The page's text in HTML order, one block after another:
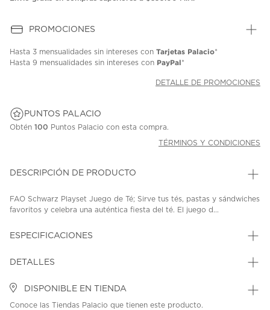
PROMOCIONES
Hasta 3 mensualidades sin intereses con Tarjetas Palacio*
Hasta 9 mensualidades sin intereses con PayPal*
DETALLE DE PROMOCIONES
PUNTOS PALACIO
Obtén 100 Puntos Palacio con esta compra.
TÉRMINOS Y CONDICIONES
DESCRIPCIÓN DE PRODUCTO
FAO Schwarz Playset Juego de Té; Sirve tus tés, pastas y sándwiches
favoritos y celebra una auténtica fiesta del té. El juego d...
ESPECIFICACIONES
DETALLES
DISPONIBLE EN TIENDA
Conoce las Tiendas Palacio que tienen este producto.